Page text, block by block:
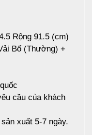
Rộng 91.5 (cm)
Bố (Thường) +
cầu của khách
xuất 5-7 ngày.